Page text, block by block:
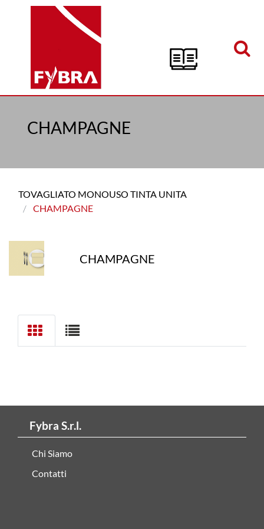
Open menu
CHAMPAGNE
TOVAGLIATO MONOUSO TINTA UNITA
CHAMPAGNE
CHAMPAGNE
Fybra S.r.l.
Chi Siamo
Contatti